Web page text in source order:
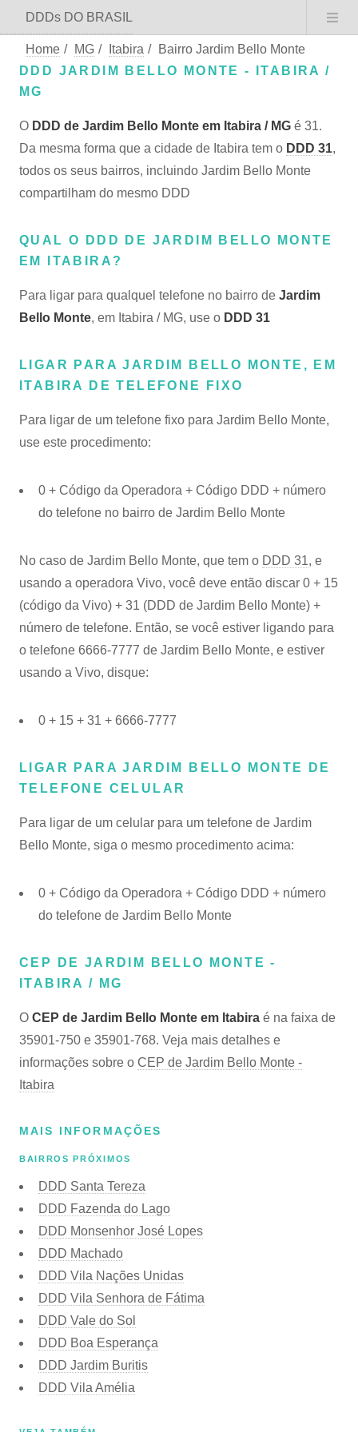
DDDs DO BRASIL
Home / MG / Itabira /
Bairro Jardim Bello Monte
DDD JARDIM BELLO MONTE - ITABIRA /
MG
O DDD de Jardim Bello Monte em Itabira / MG é 31.
Da mesma forma que a cidade de Itabira tem o DDD 31,
todos os seus bairros, incluindo Jardim Bello Monte
compartilham do mesmo DDD
QUAL O DDD DE JARDIM BELLO MONTE
EM ITABIRA?
Para ligar para qualquel telefone no bairro de Jardim
Bello Monte, em Itabira / MG, use o DDD 31
LIGAR PARA JARDIM BELLO MONTE, EM
ITABIRA DE TELEFONE FIXO
Para ligar de um telefone fixo para Jardim Bello Monte,
use este procedimento:
0 + Código da Operadora + Código DDD + número
do telefone no bairro de Jardim Bello Monte
No caso de Jardim Bello Monte, que tem o DDD 31, e
usando a operadora Vivo, você deve então discar 0 + 15
(código da Vivo) + 31 (DDD de Jardim Bello Monte) +
número de telefone. Então, se você estiver ligando para
o telefone 6666-7777 de Jardim Bello Monte, e estiver
usando a Vivo, disque:
0 + 15 + 31 + 6666-7777
LIGAR PARA JARDIM BELLO MONTE DE
TELEFONE CELULAR
Para ligar de um celular para um telefone de Jardim
Bello Monte, siga o mesmo procedimento acima:
0 + Código da Operadora + Código DDD + número
do telefone de Jardim Bello Monte
CEP DE JARDIM BELLO MONTE -
ITABIRA / MG
O CEP de Jardim Bello Monte em Itabira é na faixa de
35901-750 e 35901-768. Veja mais detalhes e
informações sobre o CEP de Jardim Bello Monte -
Itabira
MAIS INFORMAÇÕES
BAIRROS PRÓXIMOS
DDD Santa Tereza
DDD Fazenda do Lago
DDD Monsenhor José Lopes
DDD Machado
DDD Vila Nações Unidas
DDD Vila Senhora de Fátima
DDD Vale do Sol
DDD Boa Esperança
DDD Jardim Buritis
DDD Vila Amélia